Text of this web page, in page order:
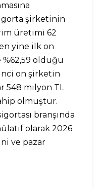
şirketinin
üretimi 62
yine ilk on
%62,59 olduğu
on şirketin
548 milyon TL
olmuştur.
branşında
olarak 2026
ve pazar